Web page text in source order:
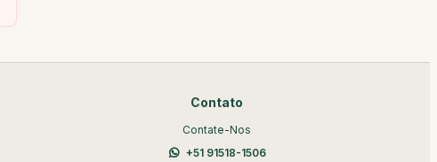
Contato
Contate-Nos
+51 91518-1506